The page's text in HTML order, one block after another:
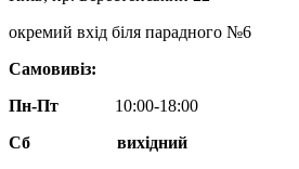
окремий вхід біля парадного №6
Самовивіз:
Пн-Пт
10:00-18:00
Сб
вихідний